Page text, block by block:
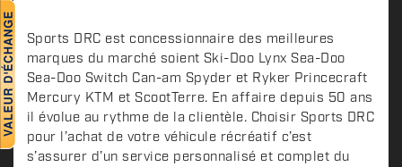
n
Sports DRC est concessionnaire des meilleures
marques du marché soient Ski-Doo Lynx Sea-Doo
Sea-Doo Switch Can-am Spyder et Ryker Princecraft
Mercury KTM et ScootTerre. En affaire depuis 50 ans
il évolue au rythme de la clientèle. Choisir Sports DRC
pour l’achat de votre véhicule récréatif c’est
s’assurer d’un service personnalisé et complet du